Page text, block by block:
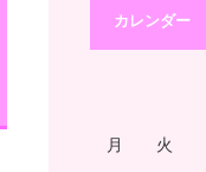
カレンダー
月 火